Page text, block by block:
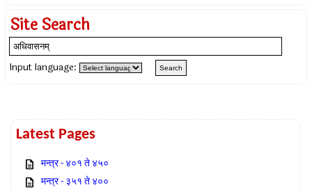
Site Search
Input language:
Latest Pages
मन्त्र - ४०१ ते ४५०
मन्त्र - ३५१ ते ४००